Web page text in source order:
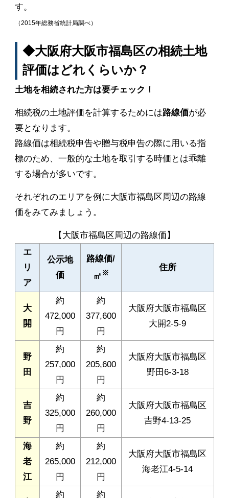
す。
（2015年総務省統計局調べ）
◆大阪府大阪市福島区の相続土地
評価はどれくらいか？
土地を相続された方は要チェック！
相続税の土地評価を計算するためには路線価が必
要となります。
路線価は相続税申告や贈与税申告の際に用いる指
標のため、一般的な土地を取引する時価とは乖離
する場合が多いです。
それぞれのエリアを例に大阪市福島区周辺の路線
価をみてみましょう。
【大阪市福島区周辺の路線価】
エ
リ
ア
公示地
価
路線価/
㎡ ※
住所
大
開
約
472,000
円
約
377,600
円
大阪府大阪市福島区
大開2-5-9
野
田
約
257,000
円
約
205,600
円
大阪府大阪市福島区
野田6-3-18
吉
野
約
325,000
円
約
260,000
円
大阪府大阪市福島区
吉野4-13-25
海
老
江
約
265,000
円
約
212,000
円
大阪府大阪市福島区
海老江4-5-14
約
約